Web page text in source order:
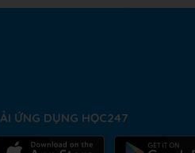
ỨNG DỤNG HỌC247